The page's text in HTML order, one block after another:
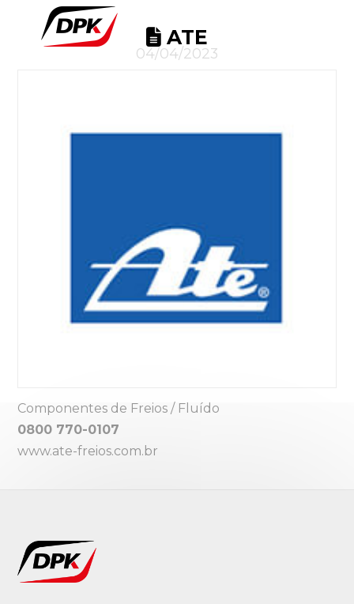
ATE
04/04/2023
Componentes de Freios / Fluído
0800 770-0107
www.ate-freios.com.br